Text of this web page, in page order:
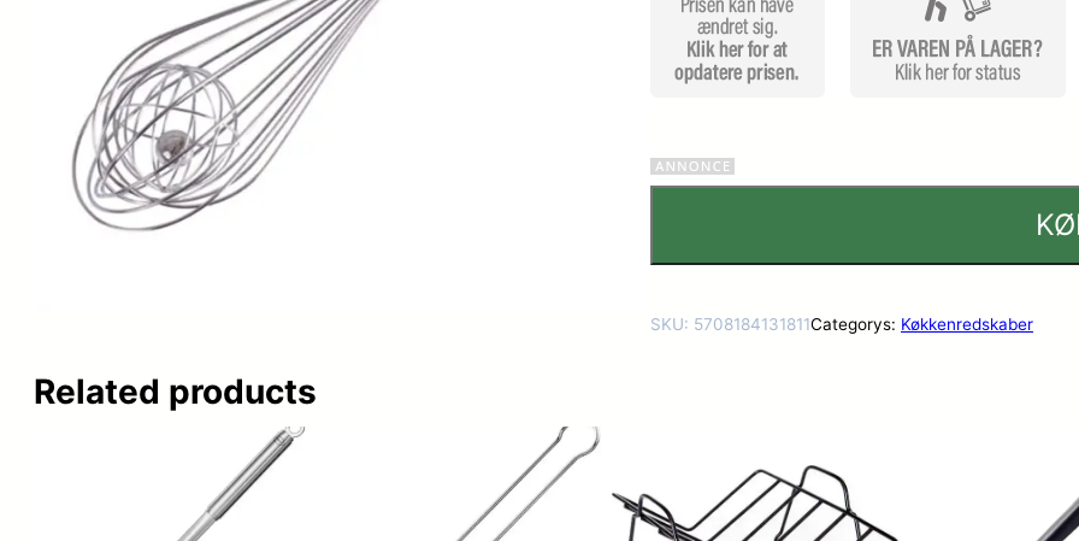
SKU: 5708184131811Categorys: Køkkenredskaber
Related products